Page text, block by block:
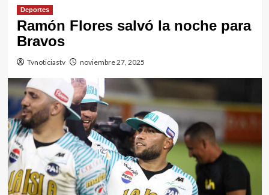
Deportes
Ramón Flores salvó la noche para
Bravos
Tvnoticiastv noviembre 27, 2025